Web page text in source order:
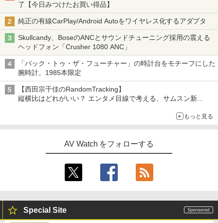
了【今日みつけたお買い得品】
純正の有線CarPlay/Android Autoをワイヤレス化するアダプタ
Skullcandy、BoseのANCとサウンドチューニング採用の震える
ヘッドフォン「Crusher 1080 ANC」
「バック・トゥ・ザ・フューチャー」の時計台をモチーフにした
腕時計。1985本限定
【西田宗千佳のRandomTracking】
縦横比はどれがいい？ エンタメ目線で考える、サムスン新
もっと見る
AV Watch をフォローする
Special Site